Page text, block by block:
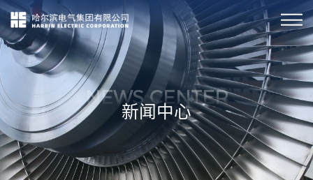
NEWS CENTER
新闻中心